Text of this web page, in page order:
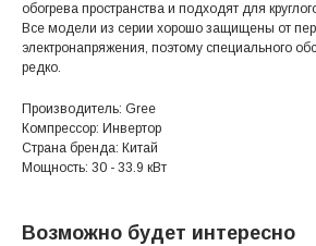
обогрева пространства и подходят для
Все модели из серии хорошо защищены от
электронапряжения, поэтому специального
редко.
Производитель: Gree
Компрессор: Инвертор
Страна бренда: Китай
Мощность: 30 - 33.9 кВт
Возможно будет интересно